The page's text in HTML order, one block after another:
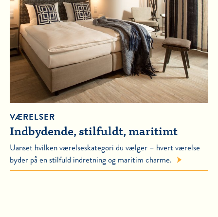
VÆRELSER
Indbydende, stilfuldt, maritimt
Uanset hvilken værelseskategori du vælger – hvert værelse
byder på en stilfuld indretning og maritim charme.